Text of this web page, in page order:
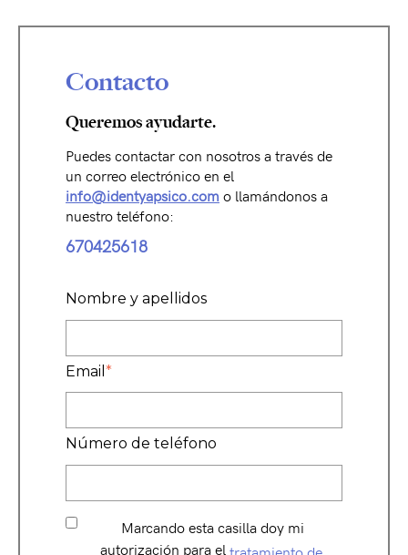
Contacto
Queremos ayudarte.
Puedes contactar con nosotros a través de
un correo electrónico en el
info@identyapsico.com o llamándonos a
nuestro teléfono:
670425618
Nombre y apellidos
Email *
Número de teléfono
Marcando esta casilla doy mi
autorización para el